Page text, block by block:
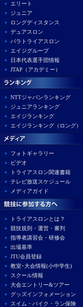
エリート
ジュニア
ロングディスタンス
デュアスロン
パラトライアスロン
エイジグループ
日本代表選手団情報
JTAP（アカデミー）
NTTジャパンランキング
ジュニアランキング
エイジランキング
エイジランキング（ロング）
フォトギャラリー
ビデオ
トライアスロン関連書籍
テレビ放送スケジュール
メディアガイド
トライアスロンとは？
競技規則・運営・審判
指導者講習会・研修会
出場基準
JTU会員登録
教室･大会情報(小中学生)
スクール情報
大会エントリー&ツアー
グッズインフォメーション
スイム・バイク・ラン保険